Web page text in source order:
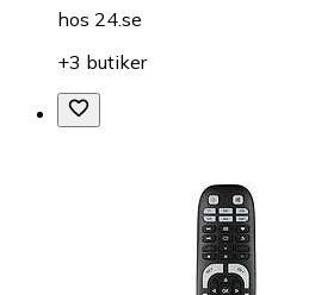
hos 24.se
+3 butiker